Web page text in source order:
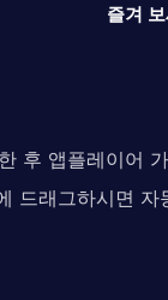
즐겨
후 앱플레이어
드래그하시면 자